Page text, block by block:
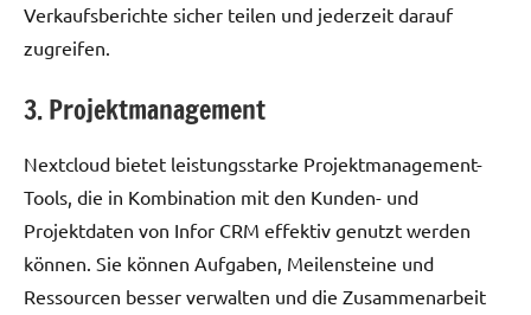
Verkaufsberichte sicher teilen und jederzeit darauf
zugreifen.
3. Projektmanagement
Nextcloud bietet leistungsstarke Projektmanagement-
Tools, die in Kombination mit den Kunden- und
Projektdaten von Infor CRM effektiv genutzt werden
können. Sie können Aufgaben, Meilensteine und
Ressourcen besser verwalten und die Zusammenarbeit